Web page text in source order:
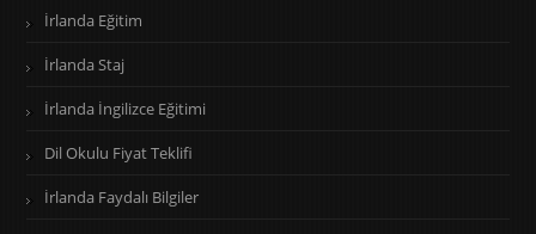
İrlanda Eğitim
İrlanda Staj
İrlanda İngilizce Eğitimi
Dil Okulu Fiyat Teklifi
İrlanda Faydalı Bilgiler